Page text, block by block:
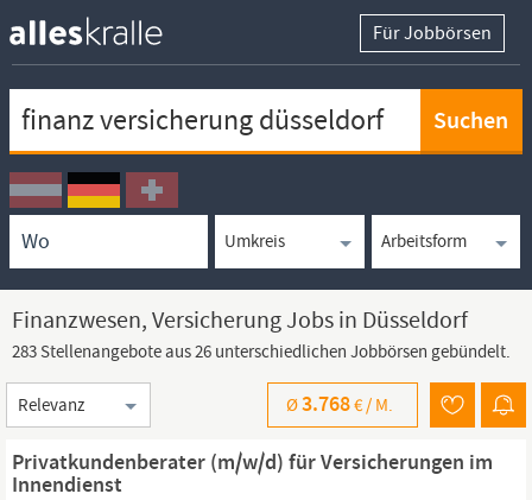
Für Jobbörsen
Ortssuche
Umkreissuche
Arbeitsform
Finanzwesen, Versicherung Jobs in Düsseldorf
283 Stellenangebote aus 26 unterschiedlichen Jobbörsen gebündelt.
Sortierung
Ø3.768€ / M.
Privatkundenberater (m/w/d) für Versicherungen im
Innendienst